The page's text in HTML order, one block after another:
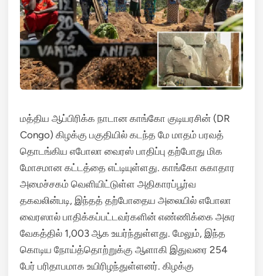
மத்திய ஆப்பிரிக்க நாடான காங்கோ குடியரசின் (DR
Congo) கிழக்கு பகுதியில் கடந்த மே மாதம் பரவத்
தொடங்கிய எபோலா வைரஸ் பாதிப்பு தற்போது மிக
மோசமான கட்டத்தை எட்டியுள்ளது. காங்கோ சுகாதார
அமைச்சகம் வெளியிட்டுள்ள அதிகாரப்பூர்வ
தகவலின்படி, இந்தத் தற்போதைய அலையில் எபோலா
வைரஸால் பாதிக்கப்பட்டவர்களின் எண்ணிக்கை அசுர
வேகத்தில் 1,003 ஆக உயர்ந்துள்ளது. மேலும், இந்த
கொடிய நோய்த்தொற்றுக்கு ஆளாகி இதுவரை 254
பேர் பரிதாபமாக உயிரிழந்துள்ளனர். கிழக்கு